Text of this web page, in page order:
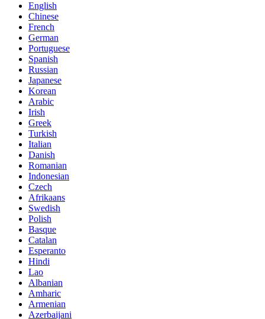
English
Chinese
French
German
Portuguese
Spanish
Russian
Japanese
Korean
Arabic
Irish
Greek
Turkish
Italian
Danish
Romanian
Indonesian
Czech
Afrikaans
Swedish
Polish
Basque
Catalan
Esperanto
Hindi
Lao
Albanian
Amharic
Armenian
Azerbaijani